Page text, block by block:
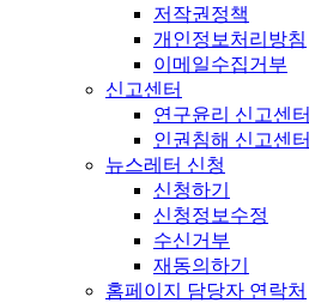
저작권정책
개인정보처리방침
이메일수집거부
신고센터
연구윤리 신고센터
인권침해 신고센터
뉴스레터 신청
신청하기
신청정보수정
수신거부
재동의하기
홈페이지 담당자 연락처